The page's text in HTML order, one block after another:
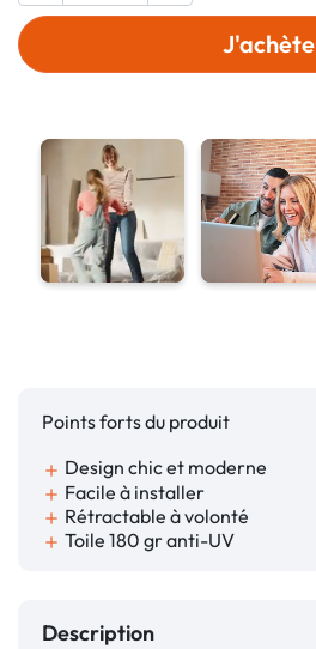
J'achète
Points forts du produit
add Design chic et moderne
add Facile à installer
add Rétractable à volonté
add Toile 180 gr anti-UV
Description